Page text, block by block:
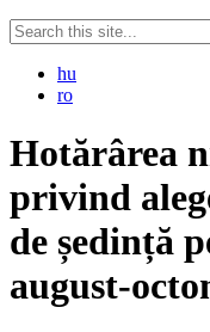
hu
ro
Hotărârea
privind
de ședință
august-